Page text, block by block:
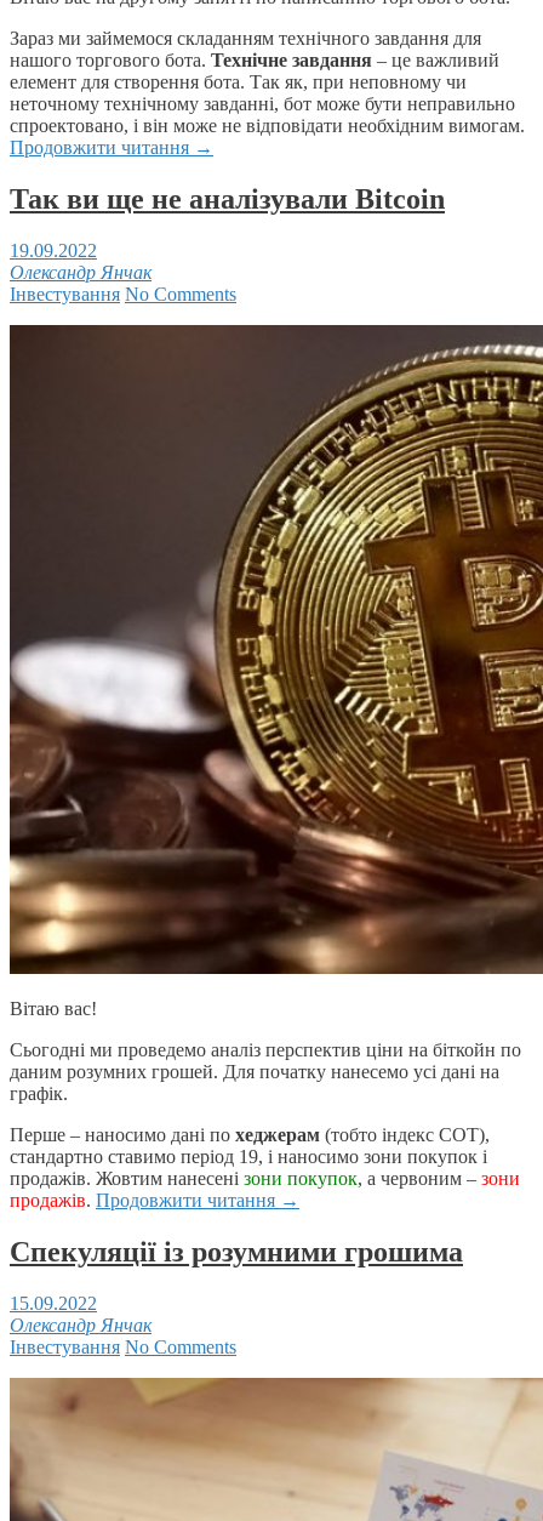
Зараз ми займемося складанням технічного завдання для
нашого торгового бота. Технічне завдання – це важливий
елемент для створення бота. Так як, при неповному чи
неточному технічному завданні, бот може бути неправильно
спроектовано, і він може не відповідати необхідним вимогам.
Продовжити читання →
Так ви ще не аналізували Bitcoin
19.09.2022
Олександр Янчак
Інвестування No Comments
Вітаю вас!
Сьогодні ми проведемо аналіз перспектив ціни на біткойн по
даним розумних грошей. Для початку нанесемо усі дані на
графік.
Перше – наносимо дані по хеджерам (тобто індекс СОТ),
стандартно ставимо період 19, і наносимо зони покупок і
продажів. Жовтим нанесені зони покупок, а червоним – зони
продажів. Продовжити читання →
Спекуляції із розумними грошима
15.09.2022
Олександр Янчак
Інвестування No Comments